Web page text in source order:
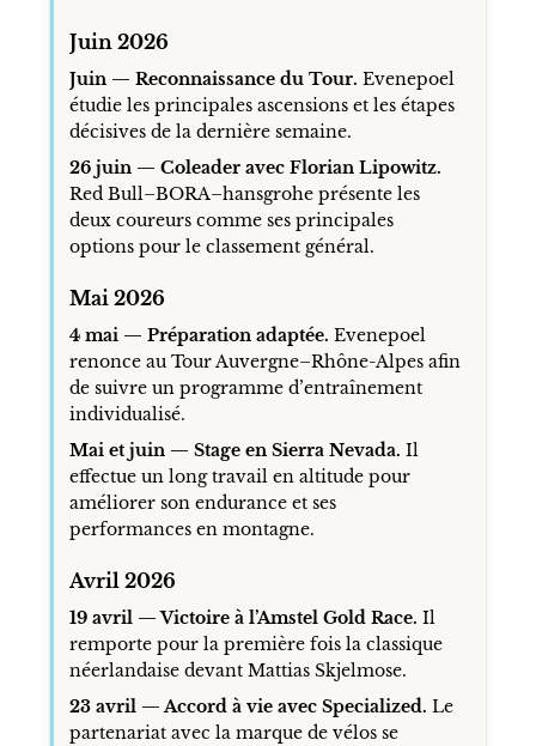
Juin 2026
Juin — Reconnaissance du Tour. Evenepoel
étudie les principales ascensions et les étapes
décisives de la dernière semaine.
26 juin — Coleader avec Florian Lipowitz.
Red Bull–BORA–hansgrohe présente les
deux coureurs comme ses principales
options pour le classement général.
Mai 2026
4 mai — Préparation adaptée. Evenepoel
renonce au Tour Auvergne–Rhône-Alpes afin
de suivre un programme d’entraînement
individualisé.
Mai et juin — Stage en Sierra Nevada. Il
effectue un long travail en altitude pour
améliorer son endurance et ses
performances en montagne.
Avril 2026
19 avril — Victoire à l’Amstel Gold Race. Il
remporte pour la première fois la classique
néerlandaise devant Mattias Skjelmose.
23 avril — Accord à vie avec Specialized. Le
partenariat avec la marque de vélos se